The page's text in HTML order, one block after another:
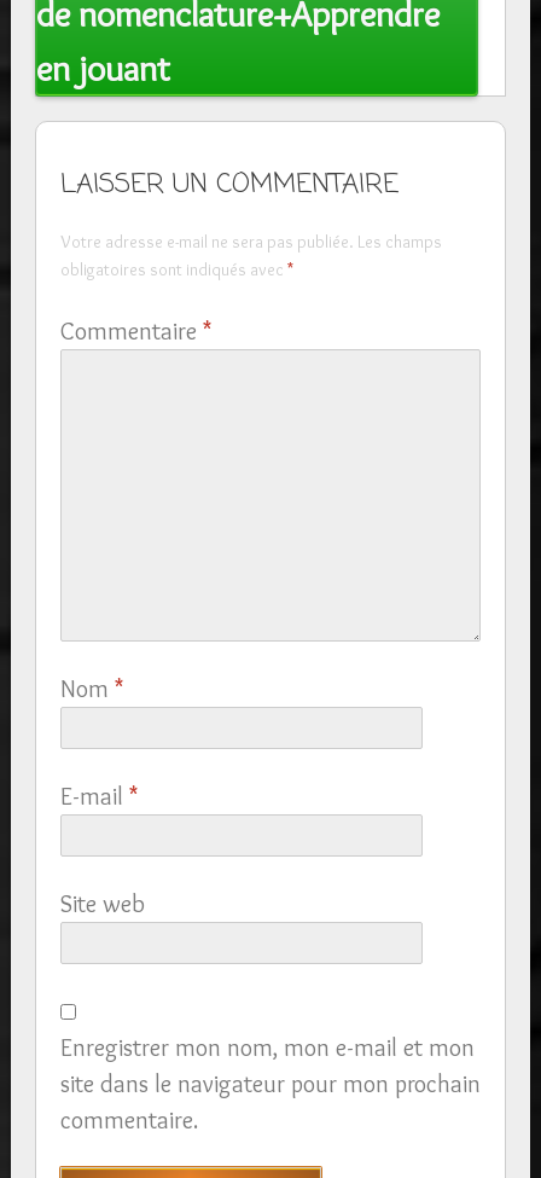
de nomenclature+Apprendre
en jouant
LAISSER UN COMMENTAIRE
Votre adresse e-mail ne sera pas publiée. Les champs
obligatoires sont indiqués avec *
Commentaire *
Nom *
E-mail *
Site web
Enregistrer mon nom, mon e-mail et mon
site dans le navigateur pour mon prochain
commentaire.